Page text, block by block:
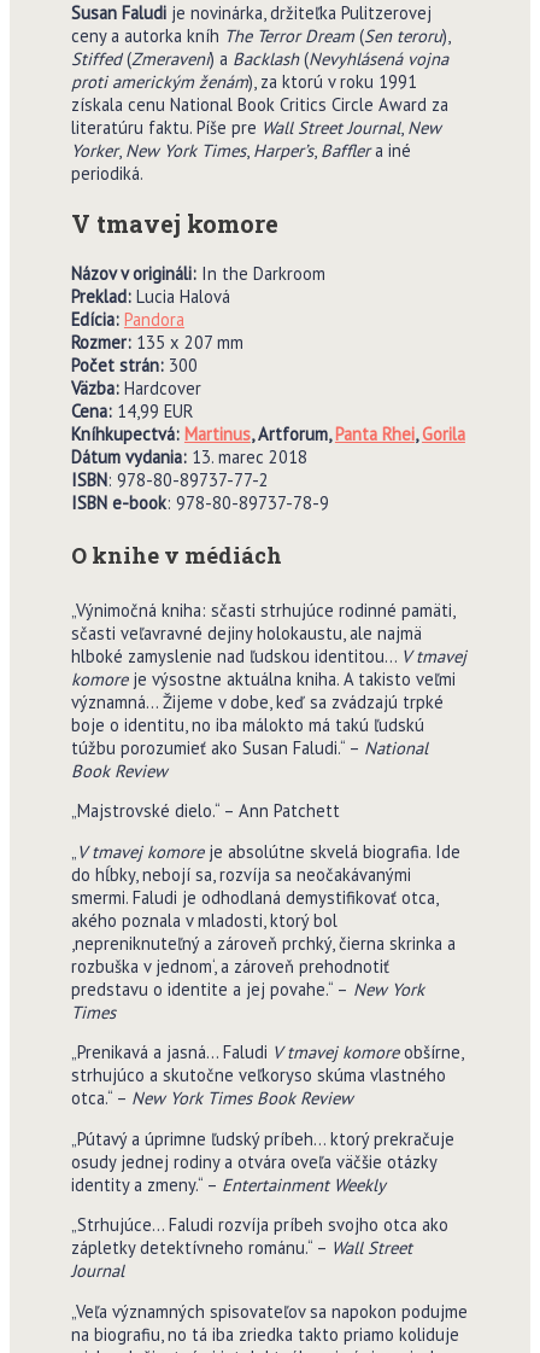
Susan Faludije novinárka, držiteľka Pulitzerovej
ceny a autorka kníh The Terror Dream(Sen teroru),
Stiffed(Zmeravení) a Backlash(Nevyhlásená vojna
proti americkým ženám), za ktorú v roku 1991
získala cenu National Book Critics Circle Award za
literatúru faktu. Píše pre Wall Street Journal, New
Yorker, New York Times, Harper’s, Bafflera iné
periodiká.
V tmavej komore
Názov v origináli: In the Darkroom
Preklad: Lucia Halová
Edícia: Pandora
Rozmer:135 x 207 mm
Počet strán:300
Väzba:Hardcover
Cena: 14,99 EUR
Kníhkupectvá: Martinus,Artforum, Panta Rhei, Gorila
Dátum vydania: 13. marec 2018
ISBN: 978-80-89737-77-2
ISBN e-book: 978-80-89737-78-9
O knihe v médiách
„Výnimočná kniha: sčasti strhujúce rodinné pamäti,
sčasti veľavravné dejiny holokaustu, ale najmä
hlboké zamyslenie nad ľudskou identitou… V tmavej
komoreje výsostne aktuálna kniha. A takisto veľmi
významná… Žijeme v dobe, keď sa zvádzajú trpké
boje o identitu, no iba málokto má takú ľudskú
túžbu porozumieť ako Susan Faludi.“ – National
Book Review
„Majstrovské dielo.“ – Ann Patchett
V tmavej komoreje absolútne skvelá biografia. Ide
do hĺbky, nebojí sa, rozvíja sa neočakávanými
smermi. Faludi je odhodlaná demystifikovať otca,
akého poznala v mladosti, ktorý bol
,nepreniknuteľný a zároveň prchký, čierna skrinka a
rozbuška v jednom‘, a zároveň prehodnotiť
predstavu o identite a jej povahe.“ – New York
Times
„Prenikavá a jasná… Faludi V tmavej komoreobšírne,
strhujúco a skutočne veľkoryso skúma vlastného
otca.“ – New York Times Book Review
„Pútavý a úprimne ľudský príbeh… ktorý prekračuje
osudy jednej rodiny a otvára oveľa väčšie otázky
identity a zmeny.“ – Entertainment Weekly
„Strhujúce… Faludi rozvíja príbeh svojho otca ako
zápletky detektívneho románu.“ – Wall Street
Journal
„Veľa významných spisovateľov sa napokon podujme
na biografiu, no tá iba zriedka takto priamo koliduje